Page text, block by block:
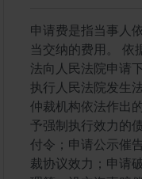
申请费是指当事人
当交纳的费用。 依
法向人民法院申请
执行人民法院发生
仲裁机构依法作出
予强制执行效力的
付令；申请公示催
裁协议效力；申请